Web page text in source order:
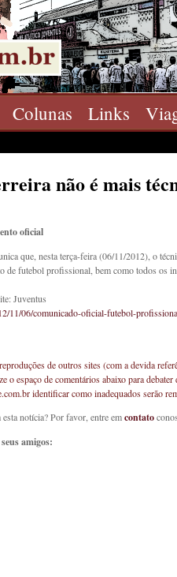
Colunas Links
não é mais
oficial
que, nesta terça-feira (06/11/2012), o
de futebol profissional, bem como todos os
Juventus
11/06/comunicado-oficial-futebol-
de outros sites (com a devida
o espaço de comentários abaixo para
identificar como inadequados serão
notícia? Por favor, entre emcontato
amigos: